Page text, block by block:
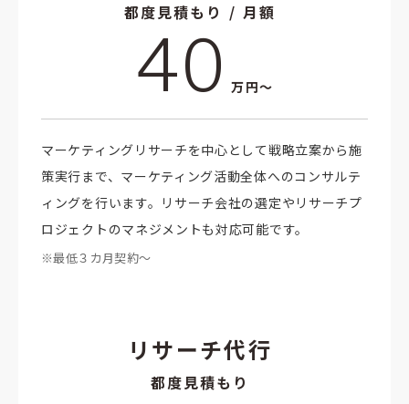
都度見積もり / 月額
40 万円～
マーケティングリサーチを中心として戦略立案から施
策実行まで、マーケティング活動全体へのコンサルテ
ィングを行います。リサーチ会社の選定やリサーチプ
ロジェクトのマネジメントも対応可能です。
※最低３カ月契約～
リサーチ代行
都度見積もり